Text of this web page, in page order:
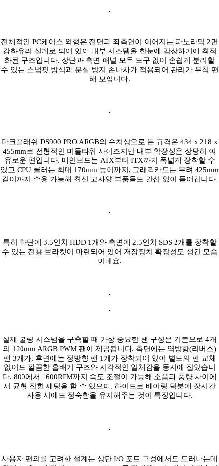
전체적인 PC케이스 외형은 전면과 좌측면이 이어지는 파노라믹 2면
강화유리 설계로 되어 있어 내부 시스템을 한눈에 감상하기에 최적
화된 구조입니다. 상단과 측면 패널 모두 도구 없이 손쉽게 분리할
수 있는 스냅핏 방식과 분실 방지 손나사가 적용되어 관리가 무척 편
해 보입니다.
다크플래쉬 DS900 PRO ARGB의 수치상으로 본 규격은 434 x 218 x
455mm로 전형적인 미들타워 사이즈지만 내부 확장성은 상당히 여
유로운 편입니다. 메인보드는 ATX부터 ITX까지 폭넓게 장착할 수
있고 CPU 쿨러는 최대 170mm 높이까지, 그래픽카드는 무려 425mm
길이까지 수용 가능해 최신 고사양 부품들도 간섭 없이 들어갑니다.
특히 하단에 3.5인치 HDD 1개와 측면에 2.5인치 SDS 2개를 장착할
수 있는 전용 브라켓이 마련되어 있어 저장장치 확장성도 챙긴 모습
이네요.
실제 쿨링 시스템을 구축할 때 가장 중요한 팬 구성은 기본으로 4개
의 120mm ARGB PWM 팬이 제공됩니다. 측면에는 역방향(리버스)
팬 3개가, 후면에는 정방향 팬 1개가 장착되어 있어 별도의 팬 교체
없이도 깔끔한 흡배기 구조와 시각적인 일체감을 동시에 잡았습니
다. 800에서 1600RPM까지 속도 조절이 가능해 소음과 풍량 사이에
서 균형 잡힌 세팅을 할 수 있으며, 하이드로 베어링 덕분에 장시간
사용 시에도 정숙함을 유지해주는 것이 특징입니다.
사용자 편의를 고려한 설계는 상단 I/O 포트 구성에서도 드러나는데